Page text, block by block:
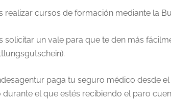
realizar cursos de formación mediante la
solicitar un vale para que te den más
paga tu seguro médico desde
durante el que estés recibiendo el paro